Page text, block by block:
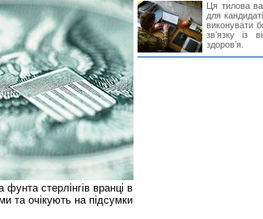
стерлінгів вранці в
та очікують на підсумки
Ця тилова
для
виконувати
звʼязку із
здоровʼя.